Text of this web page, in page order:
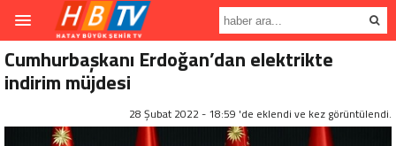
Cumhurbaşkanı Erdoğan’dan elektrikte
indirim müjdesi
28 Şubat 2022 - 18:59 'de eklendi ve kez görüntülendi.